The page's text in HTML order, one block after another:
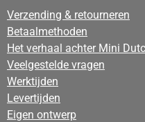
Verzending & retourneren
Betaalmethoden
Het verhaal achter Mini
Veelgestelde vragen
Werktijden
Levertijden
Eigen ontwerp